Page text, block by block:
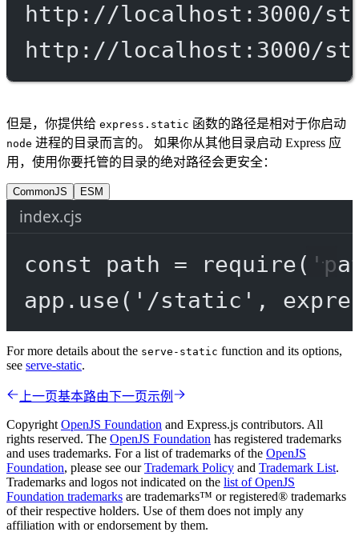
http://localhost:3000/
http://localhost:3000/
但是，你提供给 express.static 函数的路径是相对于你启动
node 进程的目录而言的。 如果你从其他目录启动 Express 应
用，使用你要托管的目录的绝对路径会更安全：
CommonJS ESM
index.cjs
const path = require(
app. use( '/static' ,
For more details about the serve-static function and its options,
see serve-static.
上一页基本路由下一页示例
Copyright OpenJS Foundation and Express.js contributors. All
rights reserved. The OpenJS Foundation has registered trademarks
and uses trademarks. For a list of trademarks of the OpenJS
Foundation, please see ourTrademark Policy and Trademark List.
Trademarks and logos not indicated on the list of OpenJS
Foundation trademarks are trademarks™ or registered® trademarks
of their respective holders. Use of them does not imply any
affiliation with or endorsement by them.